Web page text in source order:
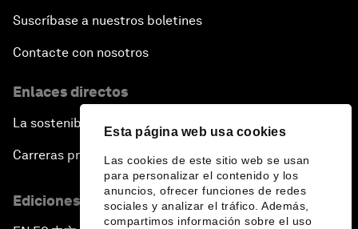
Esta página web usa cookies
Las cookies de este sitio web se usan
para personalizar el contenido y los
anuncios, ofrecer funciones de redes
sociales y analizar el tráfico. Además,
compartimos información sobre el uso
Suscríbase a nuestros boletines
Contacte con nosotros
Enlaces directos
La sostenibilidad en el Foro
Carreras profesionales
Ediciones en otros idiomas